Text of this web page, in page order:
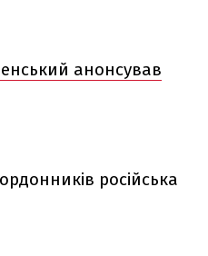
анонсував
російська